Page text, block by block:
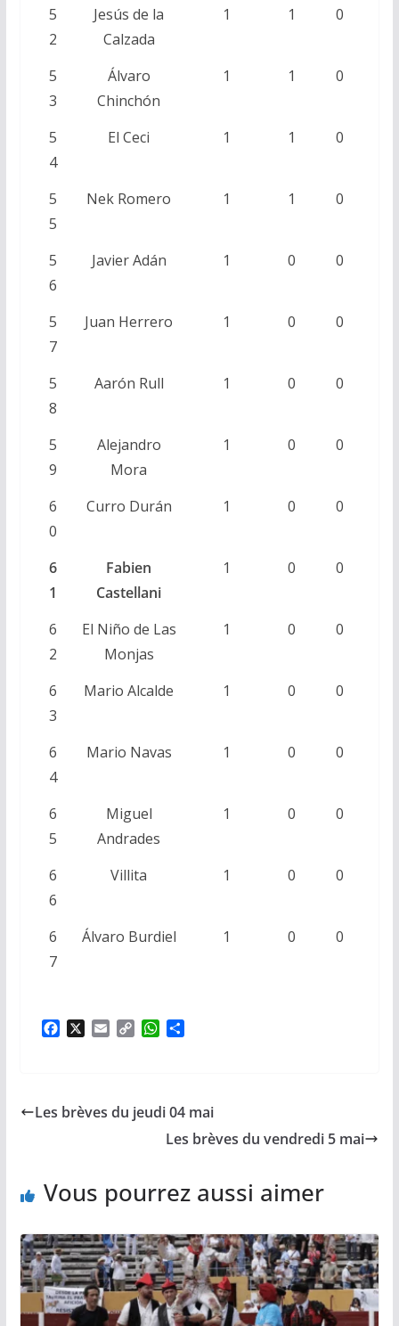
5
2
Jesús de la
Calzada
1 1 0
5
3
Álvaro
Chinchón
1 1 0
5
4
El Ceci 1 1 0
5
5
Nek Romero 1 1 0
5
6
Javier Adán 1 0 0
5
7
Juan Herrero 1 0 0
5
8
Aarón Rull 1 0 0
5
9
Alejandro
Mora
1 0 0
6
0
Curro Durán 1 0 0
6
1
Fabien
Castellani
1 0 0
6
2
El Niño de Las
Monjas
1 0 0
6
3
Mario Alcalde 1 0 0
6
4
Mario Navas 1 0 0
6
5
Miguel
Andrades
1 0 0
6
6
Villita 1 0 0
6
7
Álvaro Burdiel 1 0 0
o
i
W
A
p
g
e
Les brèves du jeudi 04 mai
Les brèves du vendredi 5 mai
Vous pourrez aussi aimer